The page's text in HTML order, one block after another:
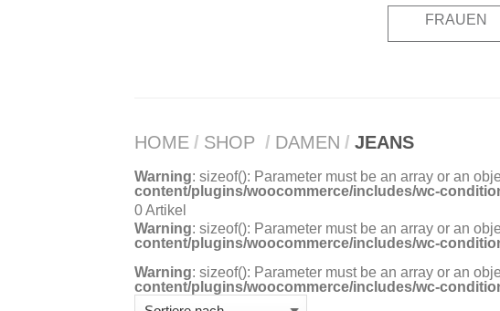
FRAUEN
HOME / SHOP / DAMEN / JEANS
Warning: sizeof(): Parameter must be an array or an
content/plugins/woocommerce/includes/wc-
0 Artikel
Warning: sizeof(): Parameter must be an array or an
content/plugins/woocommerce/includes/wc-
Warning: sizeof(): Parameter must be an array or an
content/plugins/woocommerce/includes/wc-